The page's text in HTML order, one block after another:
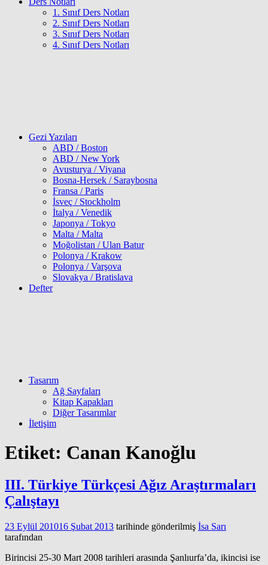
1. Sınıf Ders Notları
2. Sınıf Ders Notları
3. Sınıf Ders Notları
4. Sınıf Ders Notları
Gezi Yazıları
ABD / Boston
ABD / New York
Avusturya / Viyana
Bosna-Hersek / Saraybosna
Fransa / Paris
İsveç / Stockholm
İtalya / Venedik
Japonya / Tokyo
Malta / Malta
Moğolistan / Ulan Batur
Polonya / Krakow
Polonya / Varşova
Slovakya / Bratislava
Defter
Tasarım
Ağ Sayfaları
Kitap Kapakları
Diğer Tasarımlar
İletişim
Etiket: Canan Kanoğlu
III. Türkiye Türkçesi Ağız Araştırmaları
Çalıştayı
23 Eylül 201016 Şubat 2013 tarihinde gönderilmiş İsa Sarı
tarafından
Birincisi 25-30 Mart 2008 tarihleri arasında Şanlıurfa’da, ikincisi ise